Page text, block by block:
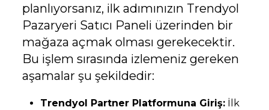
planlıyorsanız, ilk adımınızın Trendyol
Pazaryeri Satıcı Paneli üzerinden bir
mağaza açmak olması gerekecektir.
Bu işlem sırasında izlemeniz gereken
aşamalar şu şekildedir:
Trendyol Partner Platformuna Giriş: İlk